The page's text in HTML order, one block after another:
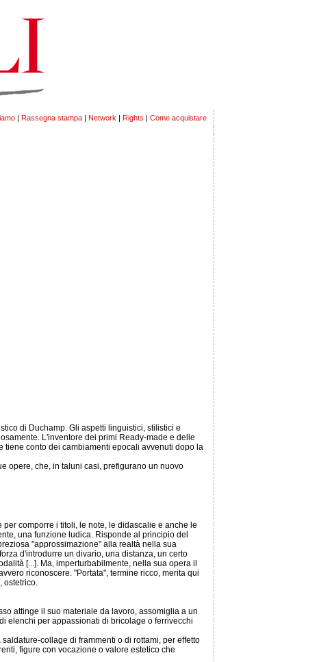
| Rassegna stampa | Network | Rights | Come acquistare
di Duchamp. Gli aspetti linguistici, stilistici e
L'inventore dei primi Ready-made e delle
conto dei cambiamenti epocali avvenuti dopo la
opere, che, in taluni casi, prefigurano un nuovo
comporre i titoli, le note, le didascalie e anche le
una funzione ludica. Risponde al principio del
"approssimazione" alla realtà nella sua
d'introdurre un divario, una distanza, un certo
[...]. Ma, imperturbabilmente, nella sua opera il
riconoscere. "Portata", termine ricco, merita qui
ostetrico.
attinge il suo materiale da lavoro, assomiglia a un
elenchi per appassionati di bricolage o ferrivecchi
collage di frammenti o di rottami, per effetto
figure con vocazione o valore estetico che